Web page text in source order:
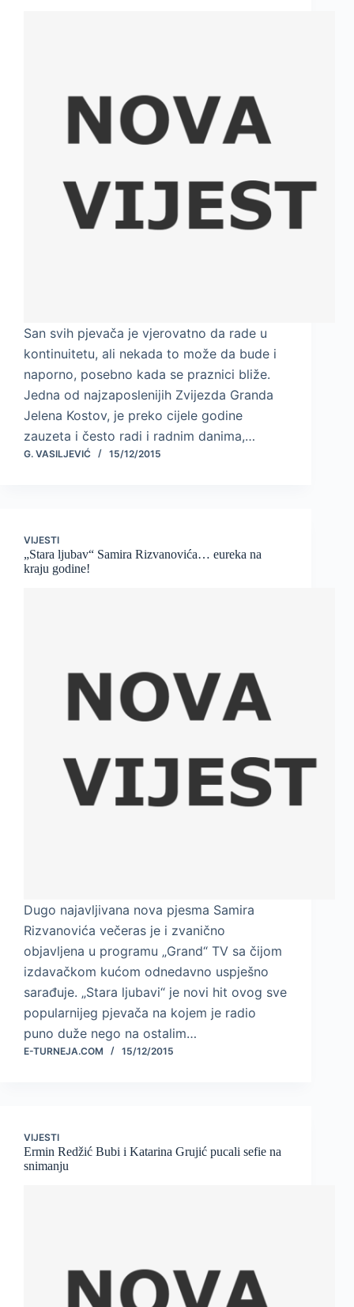
San svih pjevača je vjerovatno da rade u
kontinuitetu, ali nekada to može da bude i
naporno, posebno kada se praznici bliže.
Jedna od najzaposlenijih Zvijezda Granda
Jelena Kostov, je preko cijele godine
zauzeta i često radi i radnim danima,…
G. VASILJEVIĆ 15/12/2015
VIJESTI
„Stara ljubav“ Samira Rizvanovića… eureka na
kraju godine!
Dugo najavljivana nova pjesma Samira
Rizvanovića večeras je i zvanično
objavljena u programu „Grand“ TV sa čijom
izdavačkom kućom odnedavno uspješno
sarađuje. „Stara ljubavi“ je novi hit ovog sve
popularnijeg pjevača na kojem je radio
puno duže nego na ostalim…
E-TURNEJA.COM 15/12/2015
VIJESTI
Ermin Redžić Bubi i Katarina Grujić pucali sefie na
snimanju